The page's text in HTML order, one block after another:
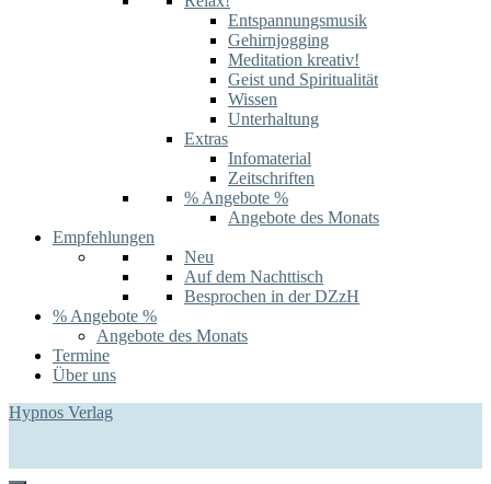
Entspannungsmusik
Gehirnjogging
Meditation kreativ!
Geist und Spiritualität
Wissen
Unterhaltung
Extras
Infomaterial
Zeitschriften
% Angebote %
Angebote des Monats
Empfehlungen
Neu
Auf dem Nachttisch
Besprochen in der DZzH
% Angebote %
Angebote des Monats
Termine
Über uns
Hypnos Verlag